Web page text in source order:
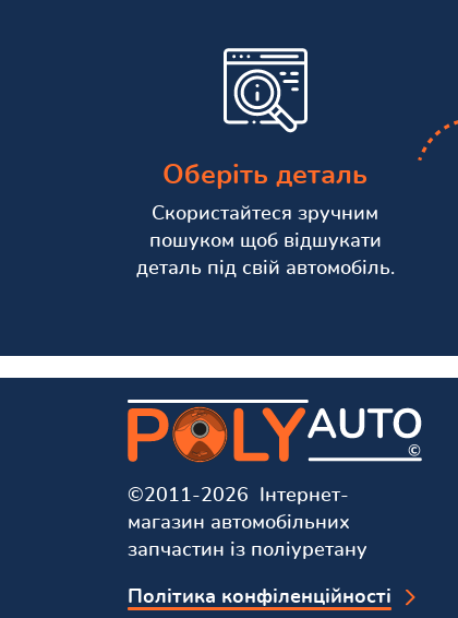
Оберіть деталь
Скористайтеся зручним
пошуком щоб відшукати
деталь під свій автомобіль.
©2011-2026 Інтернет-
магазин автомобільних
запчастин із поліуретану
Політика конфіленційності